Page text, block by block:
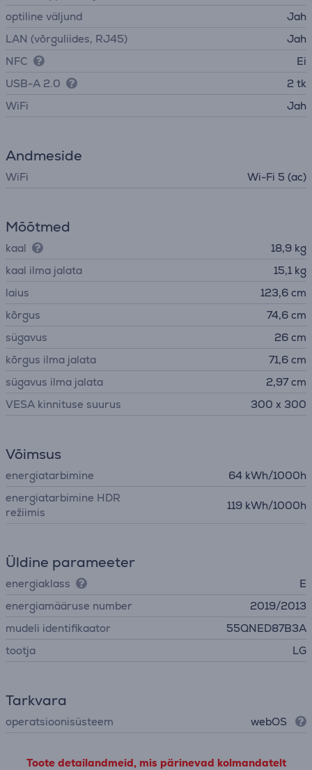
optiline väljund
Jah
LAN (võrguliides, RJ45)
Jah
NFC
Ei
USB-A 2.0
2 tk
WiFi
Jah
Andmeside
WiFi Wi-Fi 5 (ac)
Mõõtmed
kaal
18,9 kg
kaal ilma jalata
15,1 kg
laius
123,6 cm
kõrgus
74,6 cm
sügavus
26 cm
kõrgus ilma jalata
71,6 cm
sügavus ilma jalata
2,97 cm
VESA kinnituse suurus
300 x 300
Võimsus
energiatarbimine
64 kWh/1000h
energiatarbimine HDR
režiimis
119 kWh/1000h
Üldine parameeter
energiaklass
E
energiamääruse number
2019/2013
mudeli identifikaator
55QNED87B3A
tootja
LG
Tarkvara
operatsioonisüsteem webOS
Toote detailandmeid, mis pärinevad kolmandatelt